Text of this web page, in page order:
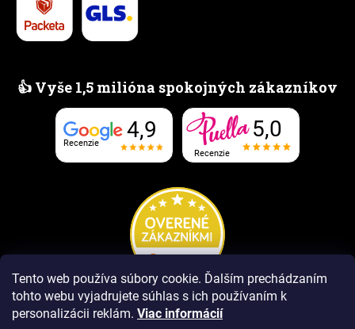
Tento web používa súbory cookie. Ďalším prechádzaním
tohto webu vyjadrujete súhlas s ich používaním k
personalizácii reklám. Viac informácií
👍 Vyše 1,5 milióna spokojných zákazníkov
Recenzie
4,9
Recenzie
5,0